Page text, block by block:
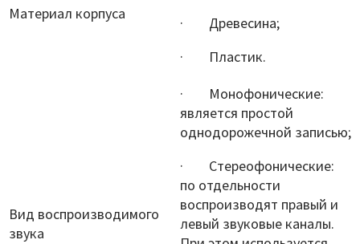
Материал корпуса
· Древесина;
· Пластик.
Вид воспроизводимого
звука
· Монофонические:
является простой
однодорожечной записью;
· Стереофонические:
по отдельности
воспроизводят правый и
левый звуковые каналы.